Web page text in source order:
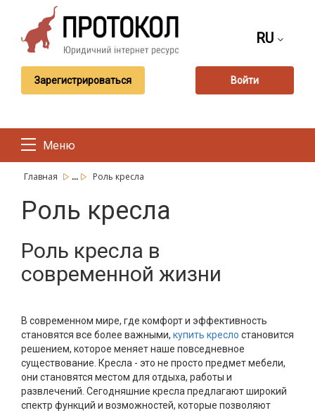
RU
Зарегистрироваться Войти
Меню
Главная ... Роль кресла
Роль кресла
Роль кресла в
современной жизни
В современном мире, где комфорт и эффективность
становятся все более важными, купить кресло становится
решением, которое меняет наше повседневное
существование. Кресла - это не просто предмет мебели,
они становятся местом для отдыха, работы и
развлечений. Сегодняшние кресла предлагают широкий
спектр функций и возможностей, которые позволяют